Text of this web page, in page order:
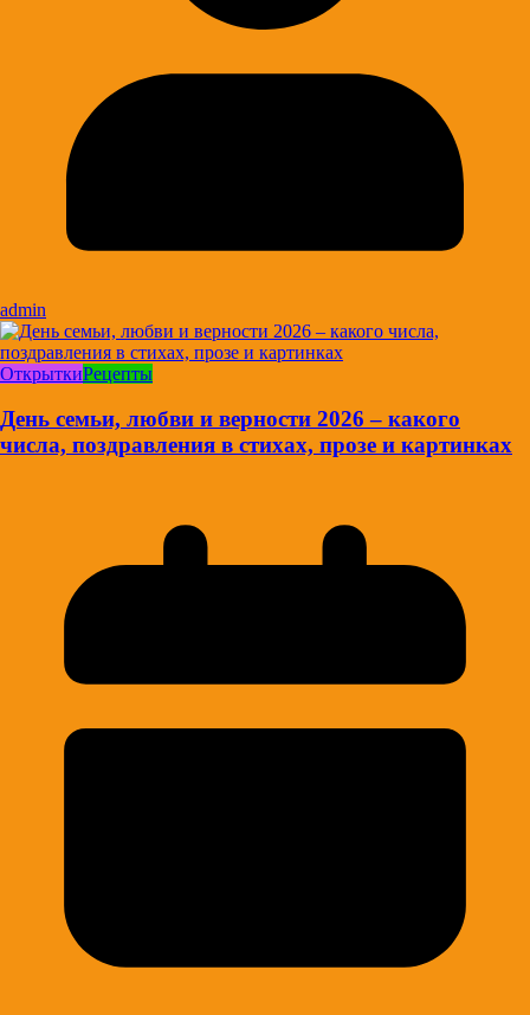
admin
ОткрыткиРецепты
День семьи, любви и верности 2026 – какого
числа, поздравления в стихах, прозе и картинках